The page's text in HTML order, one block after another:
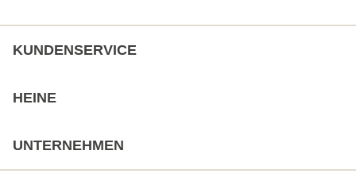
KUNDENSERVICE
HEINE
UNTERNEHMEN